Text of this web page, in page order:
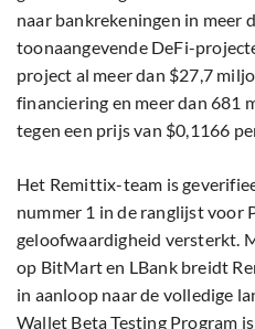
naar bankrekeningen in meer
toonaangevende DeFi-
project al meer dan $27,7
financiering en meer dan 681
tegen een prijs van $0,1166
Het Remittix-team is
nummer 1 in de ranglijst voor
geloofwaardigheid versterkt.
op BitMart en LBank breidt
in aanloop naar de volledige
Wallet Beta Testing Program